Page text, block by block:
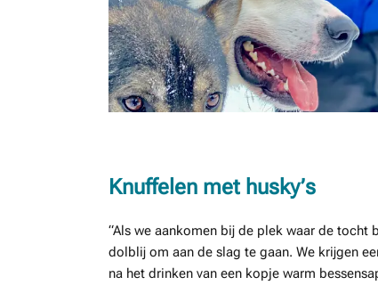
Knuffelen met husky’s
“Als we aankomen bij de plek waar de tocht
dolblij om aan de slag te gaan. We krijgen
na het drinken van een kopje warm